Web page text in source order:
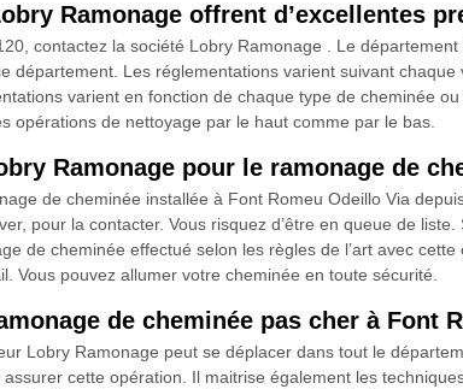
Ramonage offrent d’excellentes
contactez la société Lobry Ramonage . Le
département. Les réglementations varient suivant
varient en fonction de chaque type de cheminée
opérations de nettoyage par le haut comme par le bas.
Ramonage pour le ramonage de
de cheminée installée à Font Romeu Odeillo Via
pour la contacter. Vous risquez d’être en queue de
de cheminée effectué selon les règles de l’art avec
Vous pouvez allumer votre cheminée en toute sécurité.
de cheminée pas cher à Font
Lobry Ramonage peut se déplacer dans tout le
cette opération. Il maitrise également les